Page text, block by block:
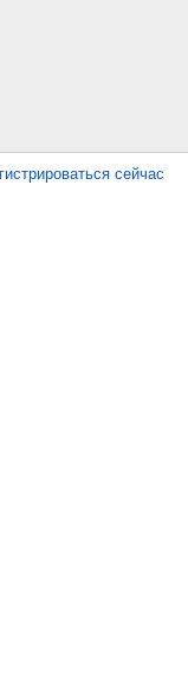
сейчас